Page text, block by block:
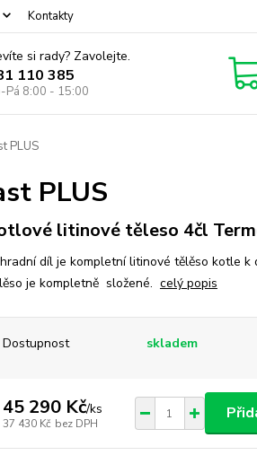
Kontakty
si rady? Zavolejte.
110 385
Pá 8:00 - 15:00
PLUS
PLUS
litinové těleso 4čl
díl je kompletní litinové tělěso kotle k
je kompletně složené. celý popis
Dostupnost skladem
45 290 Kč/ks
37 430 Kč bez DPH